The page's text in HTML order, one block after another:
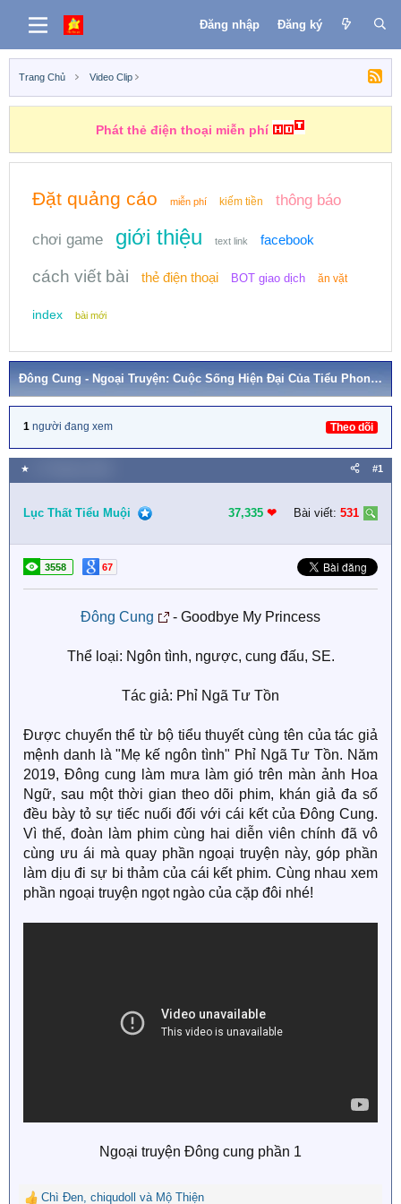
Đăng nhập Đăng ký
Trang Chủ Video Clip
Phát thẻ điện thoại miễn phí
Đặt quảng cáo miễn phí kiếm tiền thông báo
chơi game giới thiệu text link facebook
cách viết bài thẻ điện thoại BOT giao dịch ăn vặt
index bài mới
Đông Cung - Ngoại Truyện: Cuộc Sống Hiện Đại Của Tiểu Phong Và Lão Ngũ
1 người đang xem Theo dõi
★ #1
Lục Thất Tiểu Muội 37,335 ❤︎ Bài viết: 531
3558 67
Đông Cung - Goodbye My Princess
Thể loại: Ngôn tình, ngược, cung đấu, SE.
Tác giả: Phỉ Ngã Tư Tồn​
Được chuyển thể từ bộ tiểu thuyết cùng tên của tác giả
mệnh danh là "Mẹ kế ngôn tình" Phỉ Ngã Tư Tồn. Năm
2019, Đông cung làm mưa làm gió trên màn ảnh Hoa
Ngữ, sau một thời gian theo dõi phim, khán giả đa số
đều bày tỏ sự tiếc nuối đối với cái kết của Đông Cung.
Vì thế, đoàn làm phim cùng hai diễn viên chính đã vô
cùng ưu ái mà quay phần ngoại truyện này, góp phần
làm dịu đi sự bi thảm của cái kết phim. Cùng nhau xem
phần ngoại truyện ngọt ngào của cặp đôi nhé!
Ngoại truyện Đông cung phần 1​
Chì Đen chiqudoll và Mộ Thiện